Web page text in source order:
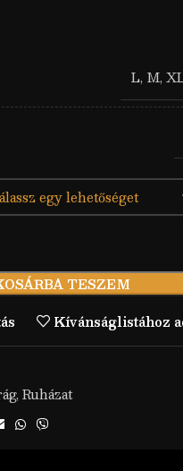
L, M,
TESZEM
Kívánságlistához
, Ruházat